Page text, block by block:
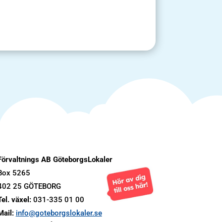
AB GöteborgsLokaler
5265
25 GÖTEBORG
växel:031-335 01 00
info@goteborgslokaler.se